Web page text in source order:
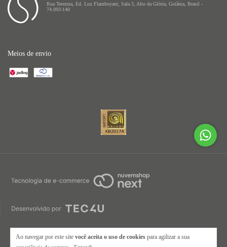
Ao navegar por este site você aceita o uso de cookies para agilizar a sua
Rua Terezina, Ed. Lux Flamboyant, Sala 3, Alto da Glória, Goiânia, Brasil -
74.093-140
Meios de envio